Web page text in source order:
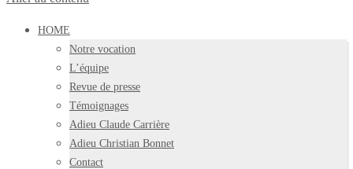
HOME
Notre vocation
L’équipe
Revue de presse
Témoignages
Adieu Claude Carrière
Adieu Christian Bonnet
Contact